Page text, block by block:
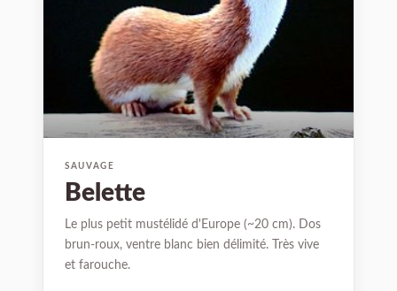
SAUVAGE
Belette
Le plus petit mustélidé d'Europe (~20 cm). Dos
brun-roux, ventre blanc bien délimité. Très vive
et farouche.